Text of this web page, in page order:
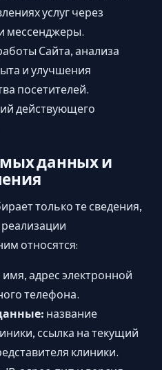
услуг через
мессенджеры.
Сайта, анализа
и улучшения
посетителей.
действующего
данных и
только те сведения,
относятся:
имя, адрес электронной
телефона.
название
ссылка на текущий
клиники.